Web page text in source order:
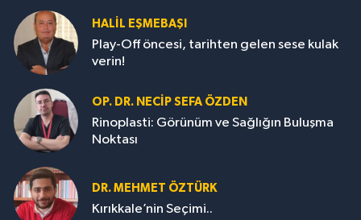
HALIL EŞMEBAŞI
Play-Off öncesi, tarihten gelen sese kulak
verin!
OP. DR. NECIP SEFA ÖZDEN
Rinoplasti: Görünüm ve Sağlığın Buluşma
Noktası
DR. MEHMET ÖZTÜRK
Kırıkkale’nin Seçimi..